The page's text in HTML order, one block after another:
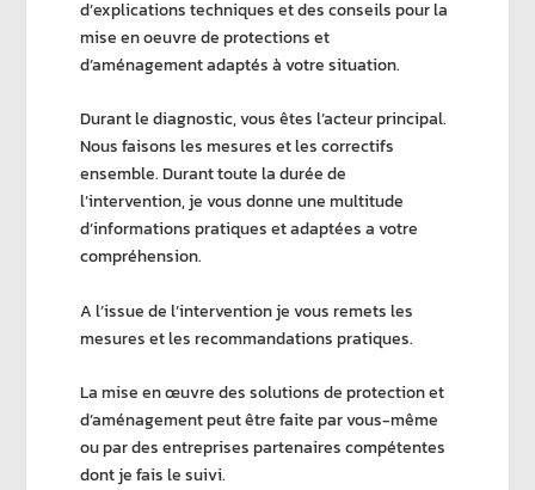
d’explications techniques et des conseils pour la
mise en oeuvre de protections et
d’aménagement adaptés à votre situation.
Durant le diagnostic, vous êtes l’acteur principal.
Nous faisons les mesures et les correctifs
ensemble. Durant toute la durée de
l’intervention, je vous donne une multitude
d’informations pratiques et adaptées a votre
compréhension.
A l’issue de l’intervention je vous remets les
mesures et les recommandations pratiques.
La mise en œuvre des solutions de protection et
d’aménagement peut être faite par vous-même
ou par des entreprises partenaires compétentes
dont je fais le suivi.